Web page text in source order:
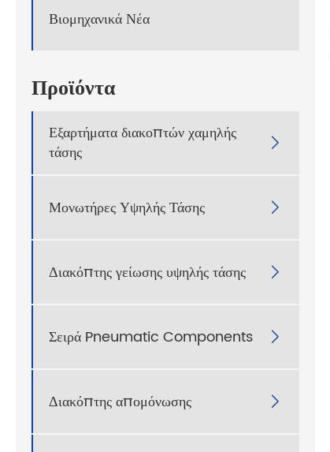
Βιομηχανικά Νέα
Προϊόντα
Εξαρτήματα διακοπτών χαμηλής
τάσης

Μονωτήρες Υψηλής Τάσης 
Διακόπτης γείωσης υψηλής τάσης 
Σειρά Pneumatic Components 
Διακόπτης απομόνωσης 